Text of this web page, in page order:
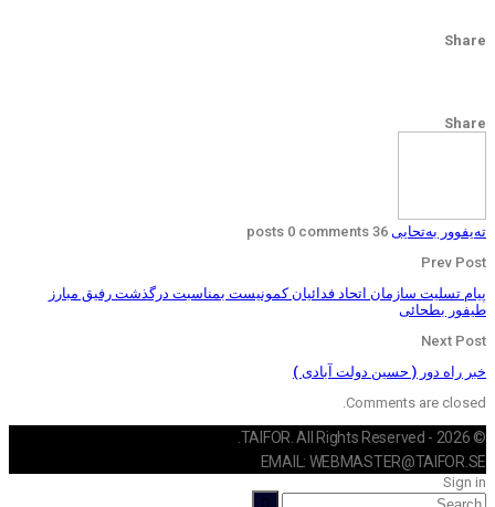
Share
Share
‌تەیفوور‌ بەتحایی 36 posts
0 comments
Prev Post
پیام تسلیت سازمان اتحاد فدائیان کمونیست بمناسبت درگذشت رفیق مبارز
طیفور بطحائی
Next Post
خبر راه دور ( حسین دولت آبادی )
Comments are closed.
© 2026 - TAIFOR. All Rights Reserved.
EMAIL: WEBMASTER@TAIFOR.SE
Sign in